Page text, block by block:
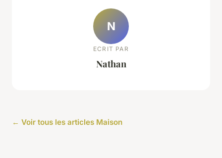
N
ECRIT PAR
Nathan
← Voir tous les articles Maison